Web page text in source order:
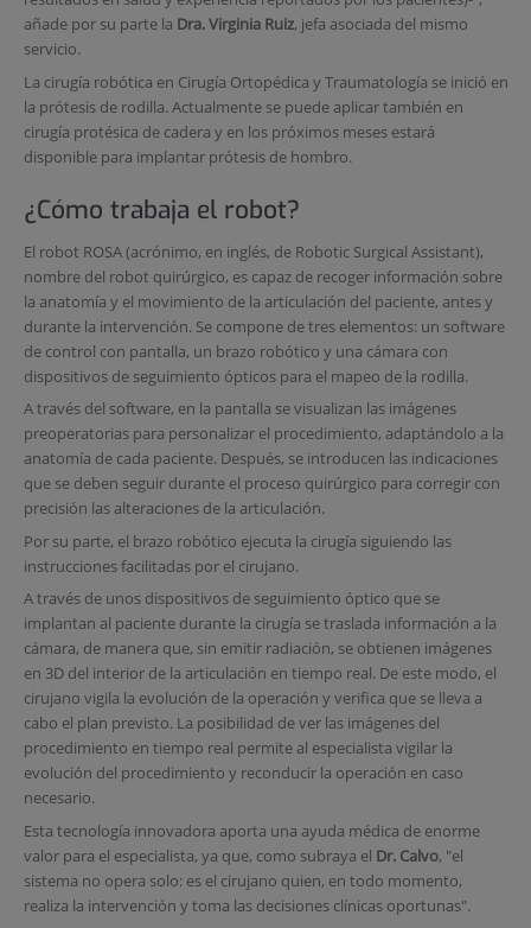
añade por su parte la Dra. Virginia Ruiz, jefa asociada del mismo
servicio.
La cirugía robótica en Cirugía Ortopédica y Traumatología se inició en
la prótesis de rodilla. Actualmente se puede aplicar también en
cirugía protésica de cadera y en los próximos meses estará
disponible para implantar prótesis de hombro.
¿Cómo trabaja el robot?
El robot ROSA (acrónimo, en inglés, de Robotic Surgical Assistant),
nombre del robot quirúrgico, es capaz de recoger información sobre
la anatomía y el movimiento de la articulación del paciente, antes y
durante la intervención. Se compone de tres elementos: un software
de control con pantalla, un brazo robótico y una cámara con
dispositivos de seguimiento ópticos para el mapeo de la rodilla.
A través del software, en la pantalla se visualizan las imágenes
preoperatorias para personalizar el procedimiento, adaptándolo a la
anatomía de cada paciente. Después, se introducen las indicaciones
que se deben seguir durante el proceso quirúrgico para corregir con
precisión las alteraciones de la articulación.
Por su parte, el brazo robótico ejecuta la cirugía siguiendo las
instrucciones facilitadas por el cirujano.
A través de unos dispositivos de seguimiento óptico que se
implantan al paciente durante la cirugía se traslada información a la
cámara, de manera que, sin emitir radiación, se obtienen imágenes
en 3D del interior de la articulación en tiempo real. De este modo, el
cirujano vigila la evolución de la operación y verifica que se lleva a
cabo el plan previsto. La posibilidad de ver las imágenes del
procedimiento en tiempo real permite al especialista vigilar la
evolución del procedimiento y reconducir la operación en caso
necesario.
Esta tecnología innovadora aporta una ayuda médica de enorme
valor para el especialista, ya que, como subraya el Dr. Calvo, "el
sistema no opera solo: es el cirujano quien, en todo momento,
realiza la intervención y toma las decisiones clínicas oportunas".